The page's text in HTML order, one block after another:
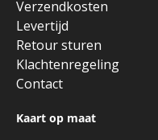
Verzendkosten
Levertijd
Retour sturen
Klachtenregeling
Contact
Kaart op maat